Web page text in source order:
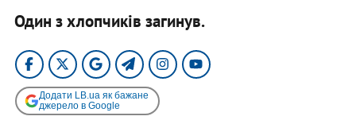
Один з хлопчиків загинув.
Додати LB.ua як бажане
джерело в Google